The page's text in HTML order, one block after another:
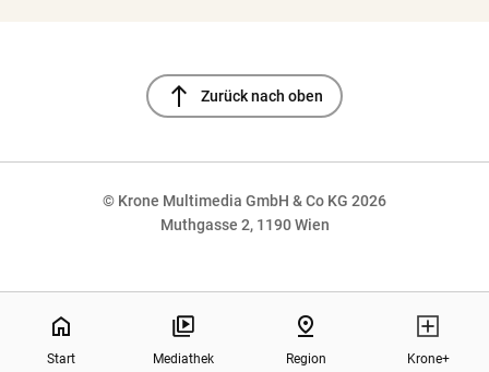
north Zurück nach oben
© Krone Multimedia GmbH & Co KG 2026
Muthgasse 2, 1190 Wien
home
Start Mediathek
pin_drop
Region Krone+
NaN%